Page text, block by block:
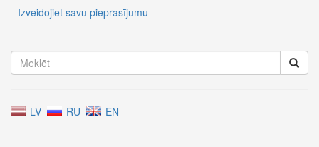
Izveidojiet savu pieprasījumu
LV RU EN